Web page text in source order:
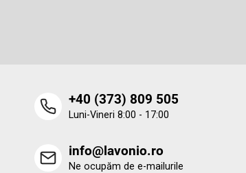
‭+40 (373) 809 505‬
Luni-Vineri 8:00 - 17:00
info@lavonio.ro
Ne ocupăm de e-mailurile